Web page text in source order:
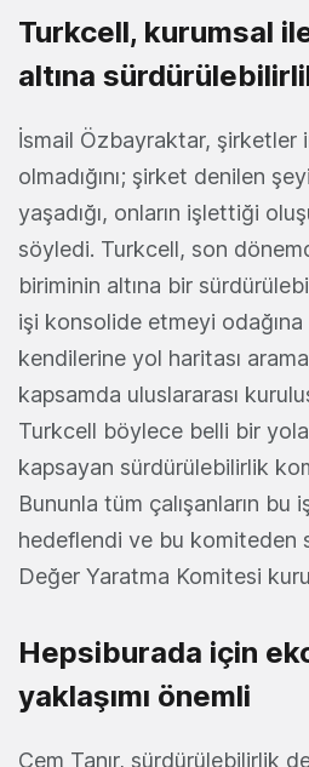
Turkcell, kurumsal
altına
İsmail Özbayraktar, şirketler
olmadığını; şirket denilen
yaşadığı, onların işlettiği
söyledi. Turkcell, son
biriminin altına bir
işi konsolide etmeyi odağına
kendilerine yol haritası
kapsamda uluslararası
Turkcell böylece belli bir
kapsayan sürdürülebilirlik
Bununla tüm çalışanların bu
hedeflendi ve bu komiteden
Değer Yaratma Komitesi
Hepsiburada için
yaklaşımı önemli
Cem Tanır, sürdürülebilirlik